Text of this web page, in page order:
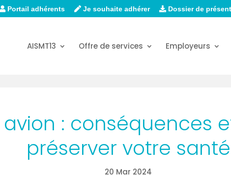
Portail adhérents Je souhaite adhérer Dossier de
AISMT13 Offre de services Employeurs
: conséquences
préserver votre santé
20 Mar 2024